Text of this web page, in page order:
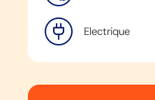
Electrique